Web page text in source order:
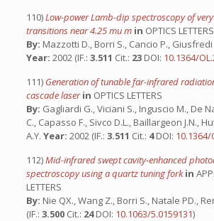
110)Low-power Lamb-dip spectroscopy of very
transitions near 4.25 mu m in OPTICS LETTERS
By: Mazzotti D., Borri S., Cancio P.,
Year: 2002 (IF.: 3.511 Cit.: 23 DOI: 10.1364/
111) Generation of tunable far-infrared
cascade laserin OPTICS LETTERS
By: Gagliardi G., Viciani S., Inguscio M., De
C., Capasso F., Sivco D.L., Baillargeon J.N.,
A.Y. Year: 2002 (IF.: 3.511 Cit.: 4DOI: 10.1364/
112)Mid-infrared swept cavity-enhanced
spectroscopy using a quartz tuning forkin
LETTERS
By: Nie QX., Wang Z., Borri S., Natale PD.,
(IF.: 3.500 Cit.: 24DOI: 10.1063/5.0159131)